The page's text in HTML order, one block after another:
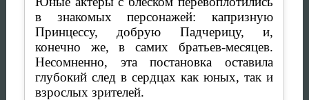
в знакомых персонажей: капризную
Принцессу, добрую Падчерицу, и,
конечно же, в самих братьев-месяцев.
Несомненно, эта постановка оставила
глубокий след в сердцах как юных, так и
взрослых зрителей.